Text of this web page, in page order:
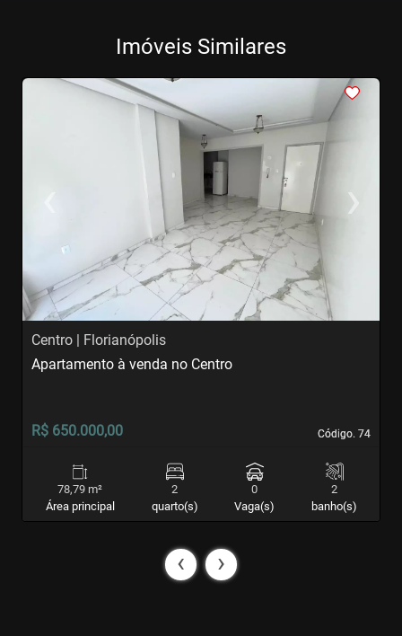
Imóveis Similares
‹ ›
Centro | Florianópolis
Código. 74
Código. 74
Apartamento à venda no Centro
R$ 650.000,00
78,79 m²
Área principal
2
quarto(s)
0
Vaga(s)
2
banho(s)
‹ ›